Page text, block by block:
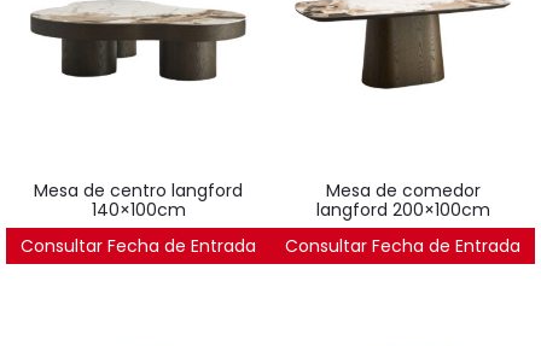
mesa de centro langford
140×100cm
1.329€
Consultar Fecha de Entrada
mesa de comedor
langford 200×100cm
1.846€
Consultar Fecha de Entrada